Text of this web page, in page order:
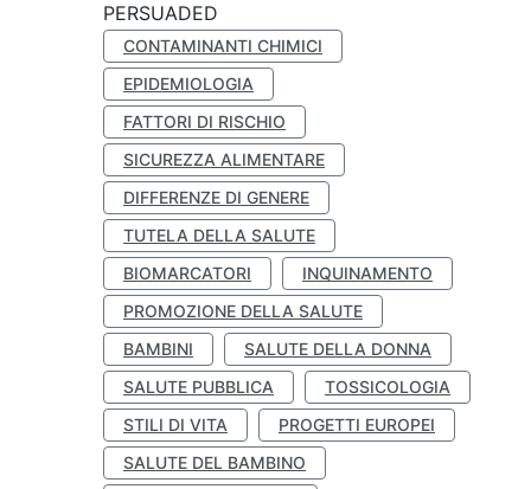
PERSUADED
CONTAMINANTI CHIMICI
EPIDEMIOLOGIA
FATTORI DI RISCHIO
SICUREZZA ALIMENTARE
DIFFERENZE DI GENERE
TUTELA DELLA SALUTE
BIOMARCATORI
INQUINAMENTO
PROMOZIONE DELLA SALUTE
BAMBINI
SALUTE DELLA DONNA
SALUTE PUBBLICA
TOSSICOLOGIA
STILI DI VITA
PROGETTI EUROPEI
SALUTE DEL BAMBINO